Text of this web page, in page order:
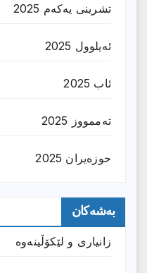
تشرینی یەکەم 2025
ئەیلوول 2025
ئاب 2025
تەممووز 2025
حوزه‌یران 2025
بەشەکان
زانیارى و لێکۆڵینەوە